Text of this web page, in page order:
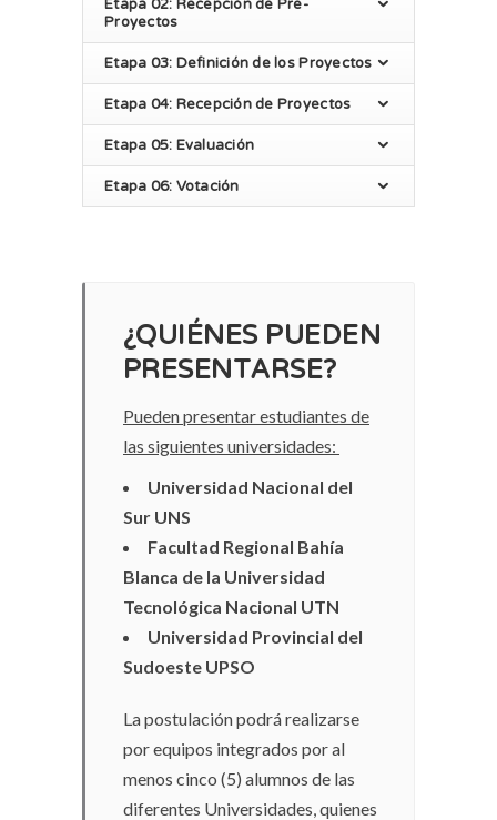
Etapa 02: Recepción de Pre-
Proyectos
Etapa 03: Definición de los Proyectos
Etapa 04: Recepción de Proyectos
Etapa 05: Evaluación
Etapa 06: Votación
¿QUIÉNES PUEDEN
PRESENTARSE?
Pueden presentar estudiantes de
las siguientes universidades:
Universidad Nacional del
Sur UNS
Facultad Regional Bahía
Blanca de la Universidad
Tecnológica Nacional UTN
Universidad Provincial del
Sudoeste UPSO
La postulación podrá realizarse
por equipos integrados por al
menos cinco (5) alumnos de las
diferentes Universidades, quienes